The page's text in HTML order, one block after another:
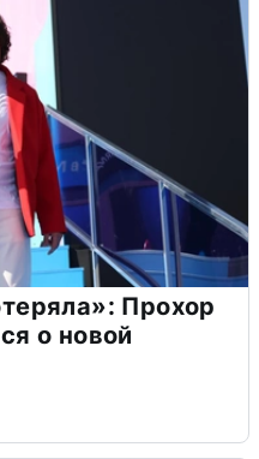
Прохор
о новой